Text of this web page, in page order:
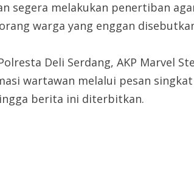
segera melakukan penertiban
warga yang enggan
Deli Serdang, AKP Marvel
wartawan melalui pesan
berita ini diterbitkan.